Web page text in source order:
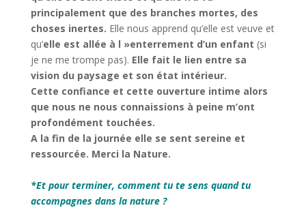
principalement que des branches mortes, des
choses inertes. Elle nous apprend qu’elle est veuve et
qu’elle est allée à l »enterrement d’un enfant (si
je ne me trompe pas). Elle fait le lien entre sa
vision du paysage et son état intérieur.
Cette confiance et cette ouverture intime alors
que nous ne nous connaissions à peine m’ont
profondément touchées.
A la fin de la journée elle se sent sereine et
ressourcée. Merci la Nature.
*Et pour terminer, comment tu te sens quand tu
accompagnes dans la nature ?